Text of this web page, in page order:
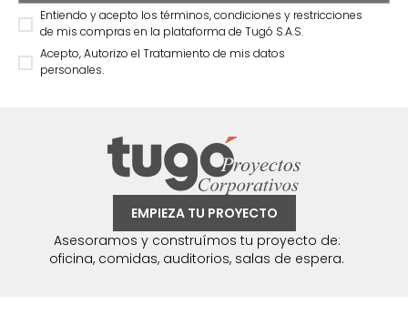
Entiendo y acepto los términos, condiciones y restricciones
de mis compras en la plataforma de Tugó S.A.S.
Acepto, Autorizo el Tratamiento de mis datos
personales.
EMPIEZA TU PROYECTO
Asesoramos y construímos tu proyecto de:
oficina, comidas, auditorios, salas de espera.